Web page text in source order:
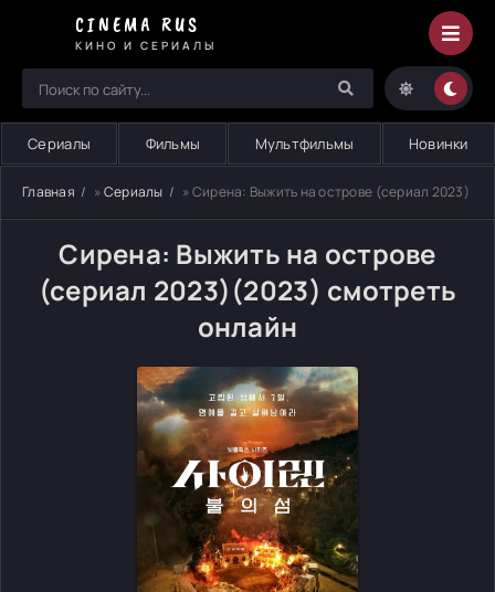
CINEMA RUS
КИНО И СЕРИАЛЫ
Сериалы Фильмы Мультфильмы Новинки
Главная » Сериалы » Сирена: Выжить на острове (сериал 2023)
Сирена: Выжить на острове
(сериал 2023)(2023) смотреть
онлайн